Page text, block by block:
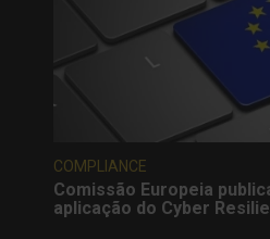
COMPLIANCE
Comissão Europeia
aplicação do Cyber